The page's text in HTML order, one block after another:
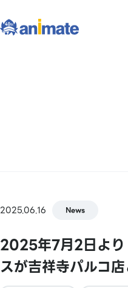
2025.06.16 News
2025年7月2日より
スが吉祥寺パルコ